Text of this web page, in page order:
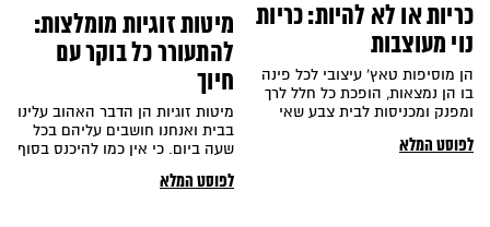
כריות או לא להיות: כריות
נוי מעוצבות
הן מוסיפות טאץ' עיצובי לכל פינה
בו הן נמצאות, הופכת כל חלל לרך
ומפנק ומכניסות לבית צבע שאי
לפוסט המלא
מיטות זוגיות מומלצות:
להתעורר כל בוקר עם
חיוך
מיטות זוגיות הן הדבר האהוב עלינו
בבית ואנחנו חושבים עליהם בכל
שעה ביום. כי אין כמו להיכנס בסוף
לפוסט המלא